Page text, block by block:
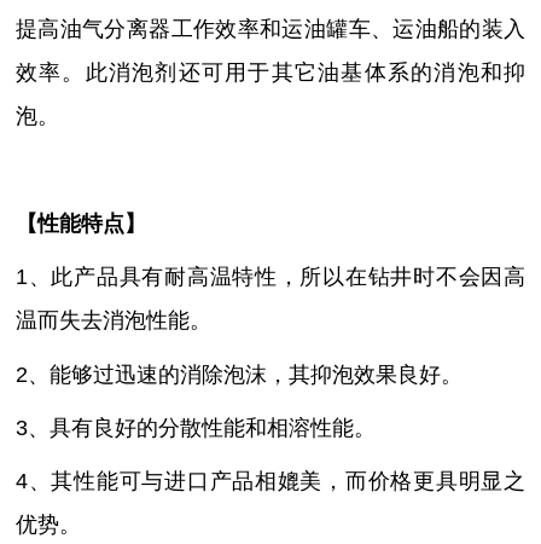
提高油气分离器工作效率和运油罐车、运油船的装入
效率。此消泡剂还可用于其它油基体系的消泡和抑
泡。
【性能特点】
1、此产品具有耐高温特性，所以在钻井时不会因高
温而失去消泡性能。
2、能够过迅速的消除泡沫，其抑泡效果良好。
3、具有良好的分散性能和相溶性能。
4、其性能可与进口产品相媲美，而价格更具明显之
优势。